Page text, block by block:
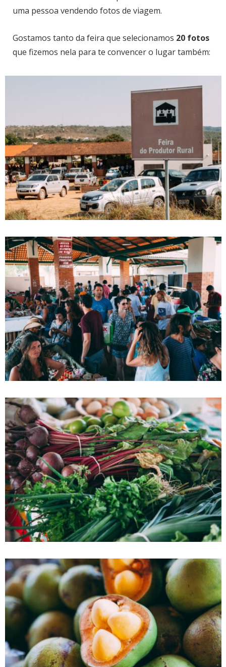
uma pessoa vendendo fotos de viagem.
Gostamos tanto da feira que selecionamos 20 fotos
que fizemos nela para te convencer o lugar também: